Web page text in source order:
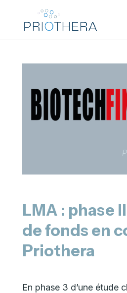
LMA : phase
de fonds en
Priothera
En phase 3 d’une étude